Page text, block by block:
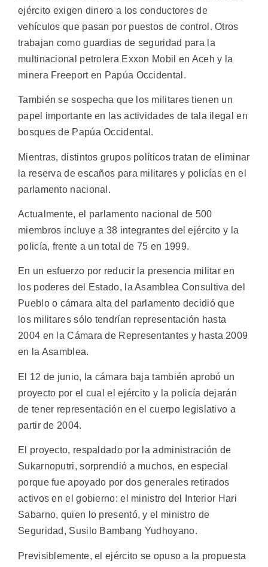
ejército exigen dinero a los conductores de
vehículos que pasan por puestos de control. Otros
trabajan como guardias de seguridad para la
multinacional petrolera Exxon Mobil en Aceh y la
minera Freeport en Papúa Occidental.
También se sospecha que los militares tienen un
papel importante en las actividades de tala ilegal en
bosques de Papúa Occidental.
Mientras, distintos grupos políticos tratan de eliminar
la reserva de escaños para militares y policías en el
parlamento nacional.
Actualmente, el parlamento nacional de 500
miembros incluye a 38 integrantes del ejército y la
policía, frente a un total de 75 en 1999.
En un esfuerzo por reducir la presencia militar en
los poderes del Estado, la Asamblea Consultiva del
Pueblo o cámara alta del parlamento decidió que
los militares sólo tendrían representación hasta
2004 en la Cámara de Representantes y hasta 2009
en la Asamblea.
El 12 de junio, la cámara baja también aprobó un
proyecto por el cual el ejército y la policía dejarán
de tener representación en el cuerpo legislativo a
partir de 2004.
El proyecto, respaldado por la administración de
Sukarnoputri, sorprendió a muchos, en especial
porque fue apoyado por dos generales retirados
activos en el gobierno: el ministro del Interior Hari
Sabarno, quien lo presentó, y el ministro de
Seguridad, Susilo Bambang Yudhoyano.
Previsiblemente, el ejército se opuso a la propuesta